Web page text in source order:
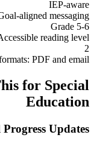
IEP-aware
aligned messaging
Grade 5-6
reading level
2
PDF and email
for Special
Education
Updates